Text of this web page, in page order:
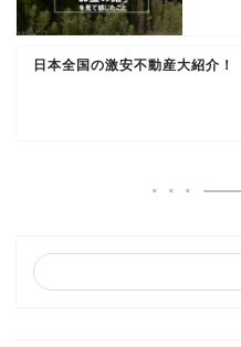
日本全国の激安不動産大紹介！